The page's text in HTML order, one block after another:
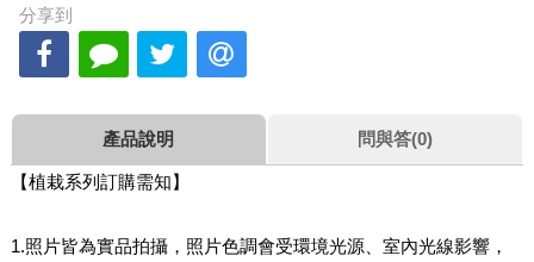
分享到
產品說明 問與答(0)
【植栽系列訂購需知】
1.照片皆為實品拍攝，照片色調會受環境光源、室內光線影響，